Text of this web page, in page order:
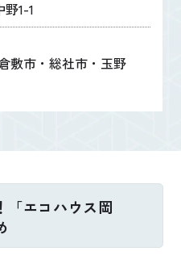
1-1
敷市・総社市・玉野
「エコハウス岡